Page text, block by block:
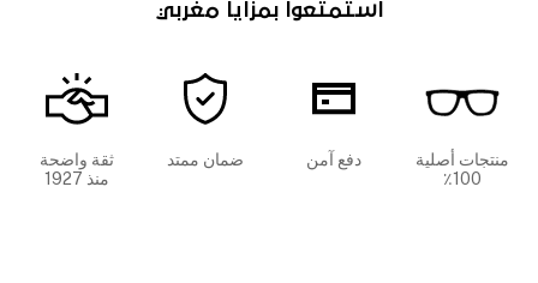
استمتعوا بمزايا مغربي
منتجات أصلية
100٪
دفع آمن ضمان ممتد
ثقة واضحة
منذ 1927